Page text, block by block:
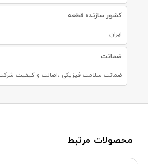
کشور سازنده قطعه
ایران
ضمانت
ضمانت سلامت فیزیکی ،اصالت و کیفیت شرکت
محصولات مرتبط